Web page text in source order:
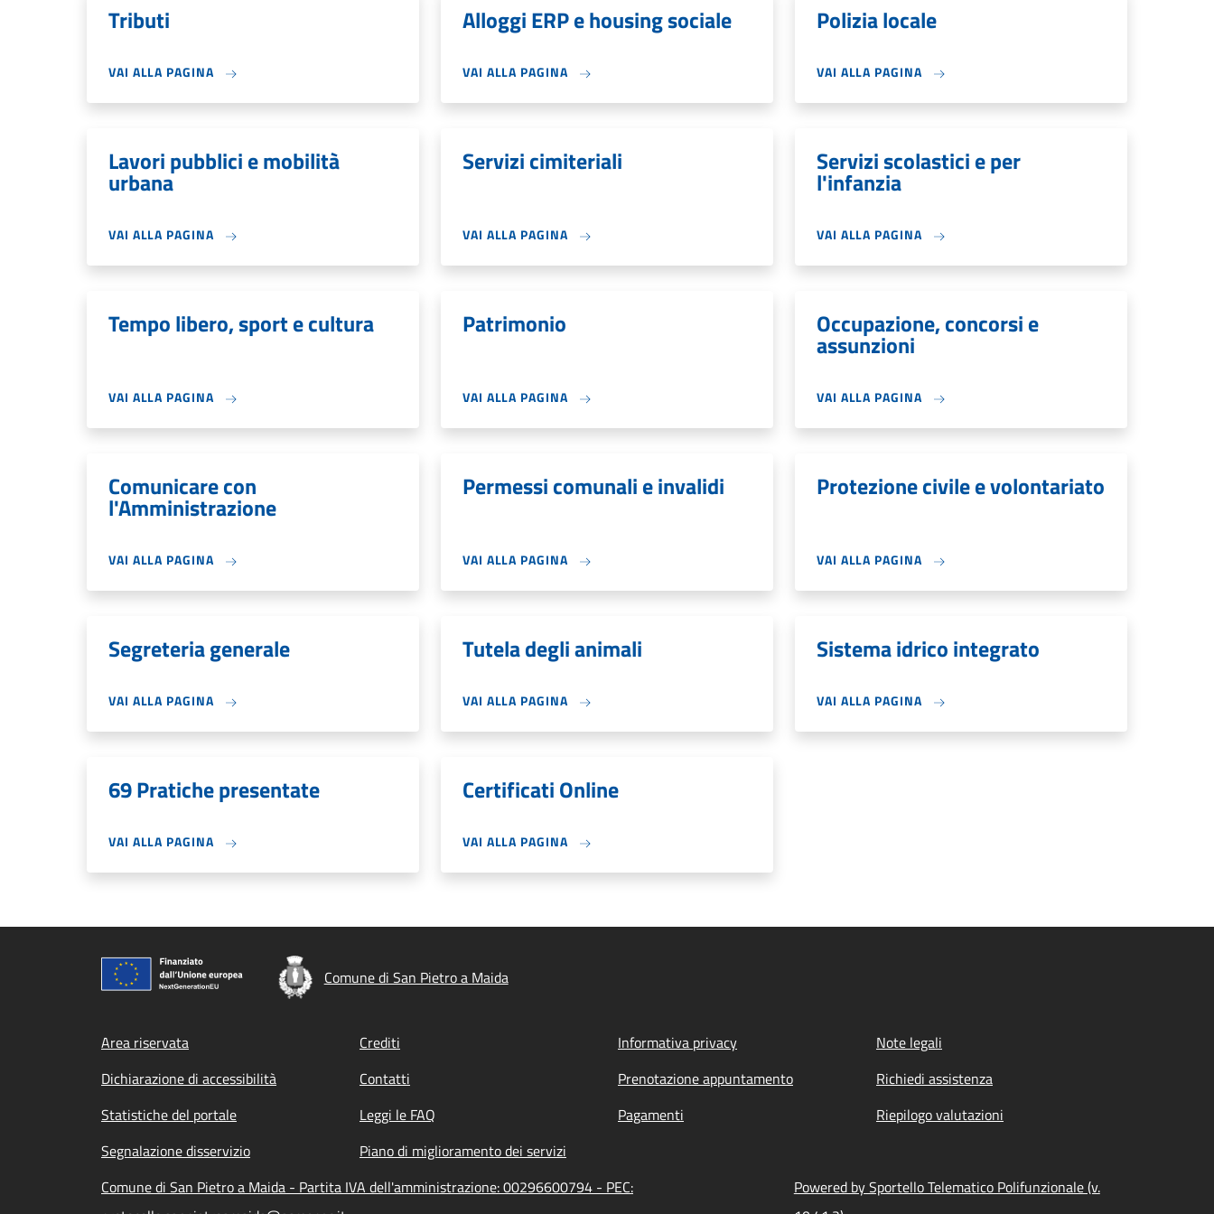
Tributi
VAI ALLA PAGINA
Alloggi ERP e housing sociale
VAI ALLA PAGINA
Polizia locale
VAI ALLA PAGINA
Lavori pubblici e mobilità
urbana
VAI ALLA PAGINA
Servizi cimiteriali
VAI ALLA PAGINA
Servizi scolastici e per
l'infanzia
VAI ALLA PAGINA
Tempo libero, sport e cultura
VAI ALLA PAGINA
Patrimonio
VAI ALLA PAGINA
Occupazione, concorsi e
assunzioni
VAI ALLA PAGINA
Comunicare con
l'Amministrazione
VAI ALLA PAGINA
Permessi comunali e invalidi
VAI ALLA PAGINA
Protezione civile e volontariato
VAI ALLA PAGINA
Segreteria generale
VAI ALLA PAGINA
Tutela degli animali
VAI ALLA PAGINA
Sistema idrico integrato
VAI ALLA PAGINA
69 Pratiche presentate
VAI ALLA PAGINA
Certificati Online
VAI ALLA PAGINA
Comune di San Pietro a Maida
Footer menu
Area riservata Crediti Informativa privacy
Note legali
Dichiarazione di accessibilità
Contatti Prenotazione appuntamento
Richiedi assistenza
Statistiche del portale
Leggi le FAQ Pagamenti
Riepilogo valutazioni
Segnalazione disservizio
Piano di miglioramento dei servizi
Comune di San Pietro a Maida - Partita IVA dell'amministrazione: 00296600794 - PEC:
Powered by Sportello Telematico Polifunzionale (v.